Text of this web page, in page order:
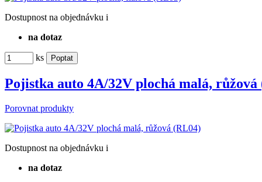
Dostupnost na objednávku i
na dotaz
ks
Pojistka auto 4A/32V plochá malá, růžová
Porovnat produkty
Dostupnost na objednávku i
na dotaz